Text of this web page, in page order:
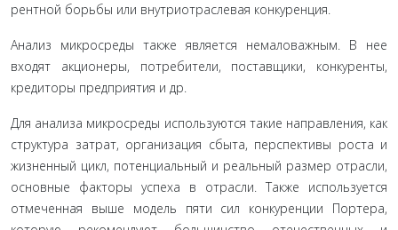
рентной борьбы или внутриотраслевая конкуренция.
Анализ микросреды также является немаловажным. В нее
входят акционеры, потребители, поставщики, конкурен­ты,
кредиторы предприятия и др.
Для анализа микросреды используются такие направле­ния, как
структура затрат, организация сбыта, перспективы роста и
жизненный цикл, потенциальный и реальный раз­мер отрасли,
основные факторы успеха в отрасли. Также ис­пользуется
отмеченная выше модель пяти сил конкуренции Портера,